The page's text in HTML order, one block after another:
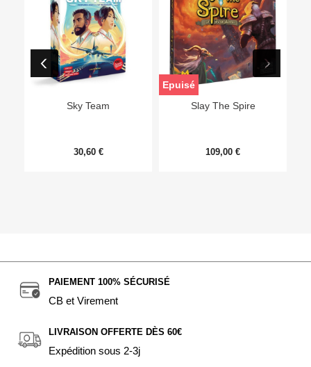
Sky Team
30,60 €
Slay The Spire
109,00 €
Epuisé
PAIEMENT 100% SÉCURISÉ
CB et Virement
LIVRAISON OFFERTE DÈS 60€
Expédition sous 2-3j